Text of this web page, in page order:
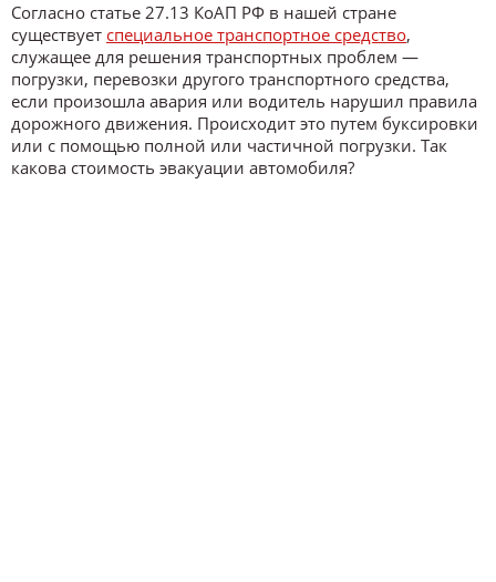
Согласно статье 27.13 КоАП РФ в нашей стране
существует специальное транспортное средство,
служащее для решения транспортных проблем —
погрузки, перевозки другого транспортного средства,
если произошла авария или водитель нарушил правила
дорожного движения. Происходит это путем буксировки
или с помощью полной или частичной погрузки. Так
какова стоимость эвакуации автомобиля?